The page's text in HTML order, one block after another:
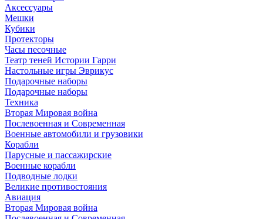
Аксессуары
Мешки
Кубики
Протекторы
Часы песочные
Театр теней Истории Гарри
Настольные игры Эврикус
Подарочные наборы
Подарочные наборы
Техника
Вторая Мировая война
Послевоенная и Современная
Военные автомобили и грузовики
Корабли
Парусные и пассажирские
Военные корабли
Подводные лодки
Великие противостояния
Авиация
Вторая Мировая война